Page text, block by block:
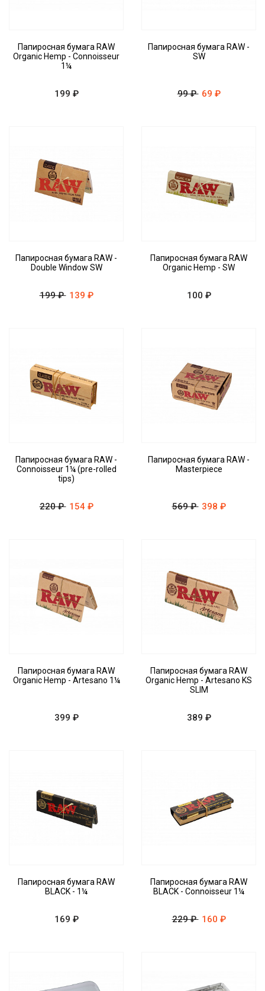
Папиросная бумага RAW
Organic Hemp - Connoisseur
1¼
199 ₽
Папиросная бумага RAW -
SW
99 ₽ 69 ₽
Папиросная бумага RAW -
Double Window SW
199 ₽ 139 ₽
Папиросная бумага RAW
Organic Hemp - SW
100 ₽
Папиросная бумага RAW -
Connoisseur 1¼ (pre-rolled
tips)
220 ₽ 154 ₽
Папиросная бумага RAW -
Masterpiece
569 ₽ 398 ₽
Папиросная бумага RAW
Organic Hemp - Artesano 1¼
399 ₽
Папиросная бумага RAW
Organic Hemp - Artesano KS
SLIM
389 ₽
Папиросная бумага RAW
BLACK - 1¼
169 ₽
Папиросная бумага RAW
BLACK - Connoisseur 1¼
229 ₽ 160 ₽